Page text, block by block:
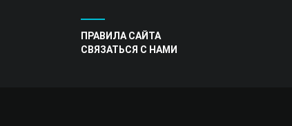
ПРАВИЛА САЙТА
СВЯЗАТЬСЯ С НАМИ